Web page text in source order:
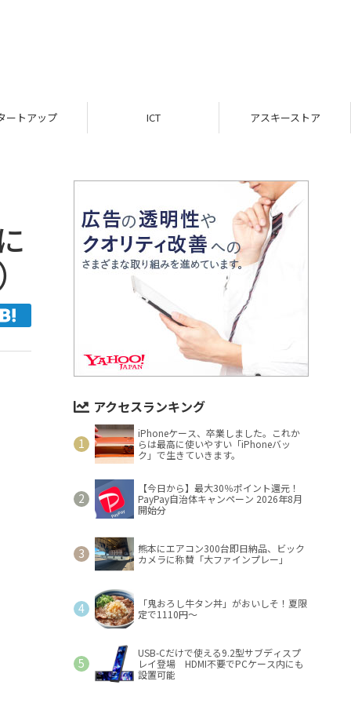
ICT アスキーストア インフォメーション
アクセスランキング
iPhoneケース、卒業しました。これか
らは最高に使いやすい「iPhoneバッ
ク」で生きていきます。
【今日から】最大30％ポイント還元！
PayPay自治体キャンペーン 2026年8月
開始分
熊本にエアコン300台即日納品、ビック
カメラに称賛「大ファインプレー」
「鬼おろし牛タン丼」がおいしそ！夏限
定で1110円～
USB-Cだけで使える9.2型サブディスプ
レイ登場 HDMI不要でPCケース内にも
設置可能